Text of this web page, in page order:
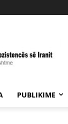
PUBLIKIME